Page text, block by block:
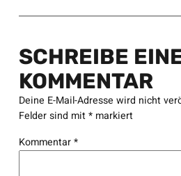
SCHREIBE
KOMMENTAR
Deine E-Mail-Adresse wird nicht
Felder sind mit*markiert
Kommentar*